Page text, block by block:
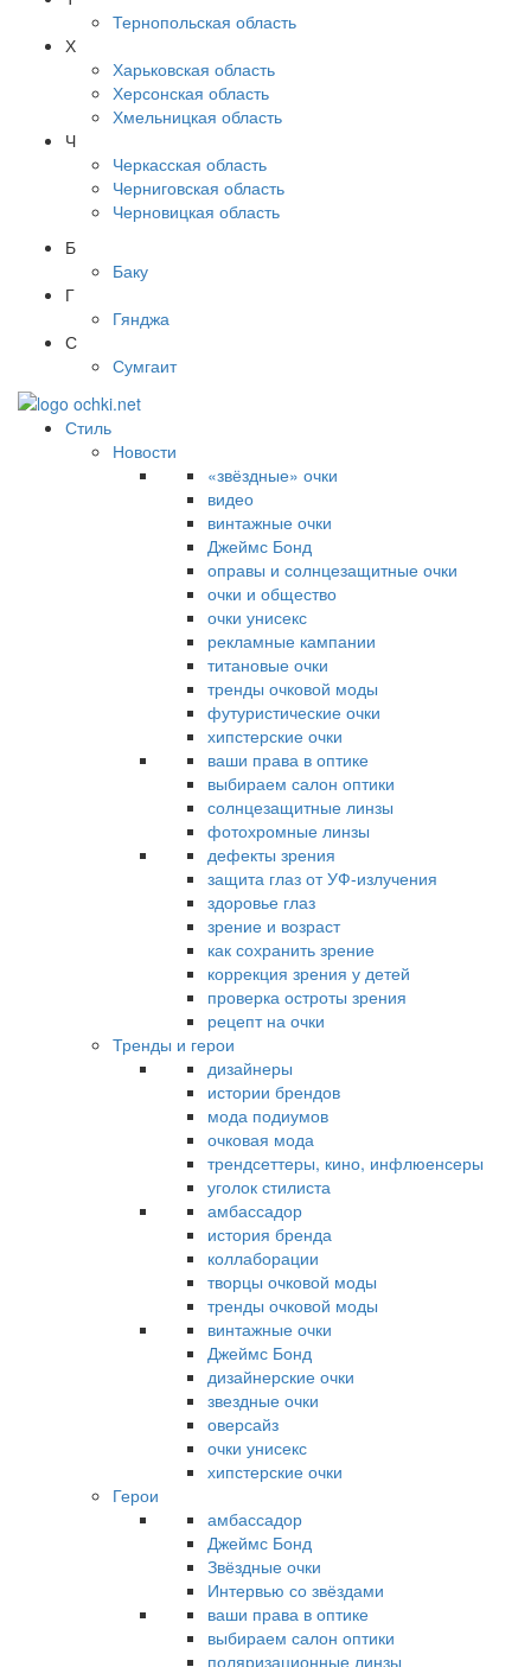
Тернопольская область
Х
Харьковская область
Херсонская область
Хмельницкая область
Ч
Черкасская область
Черниговская область
Черновицкая область
Б
Баку
Г
Гянджа
С
Сумгаит
Стиль
Новости
«звёздные» очки
видео
винтажные очки
Джеймс Бонд
оправы и солнцезащитные очки
очки и общество
очки унисекс
рекламные кампании
титановые очки
тренды очковой моды
футуристические очки
хипстерские очки
ваши права в оптике
выбираем салон оптики
солнцезащитные линзы
фотохромные линзы
дефекты зрения
защита глаз от УФ-излучения
здоровье глаз
зрение и возраст
как сохранить зрение
коррекция зрения у детей
проверка остроты зрения
рецепт на очки
Тренды и герои
дизайнеры
истории брендов
мода подиумов
очковая мода
трендсеттеры, кино, инфлюенсеры
уголок стилиста
амбассадор
история бренда
коллаборации
творцы очковой моды
тренды очковой моды
винтажные очки
Джеймс Бонд
дизайнерские очки
звездные очки
оверсайз
очки унисекс
хипстерские очки
Герои
амбассадор
Джеймс Бонд
Звёздные очки
Интервью со звёздами
ваши права в оптике
выбираем салон оптики
поляризационные линзы